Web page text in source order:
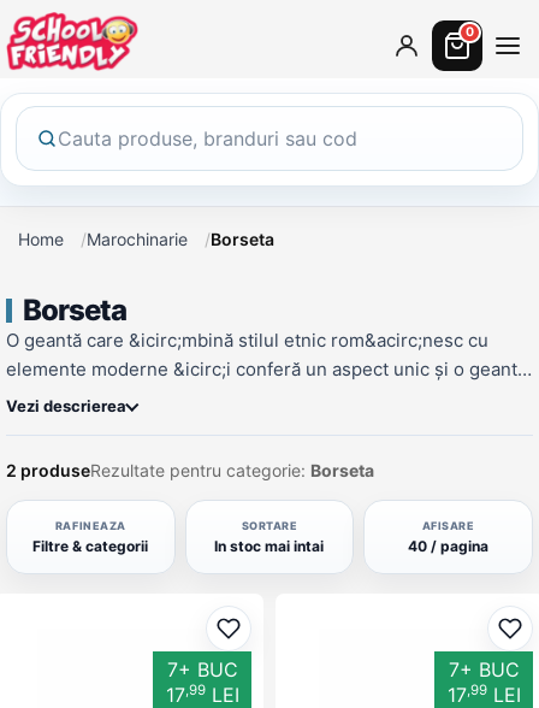
0
Home Marochinarie Borseta
Borseta
O geantă care &icirc;mbină stilul etnic rom&acirc;nesc cu
elemente moderne &icirc;i conferă un aspect unic și o geantă
cu un design sofisticat, caracterizată prin simplitate și
Vezi descrierea
2 produseRezultate pentru categorie: Borseta
RAFINEAZA
Filtre & categorii
SORTARE
In stoc mai intai
AFISARE
40 / pagina
Adaugă la favorite
7+ BUC
17,99LEI
7+ BUC
17,99LEI